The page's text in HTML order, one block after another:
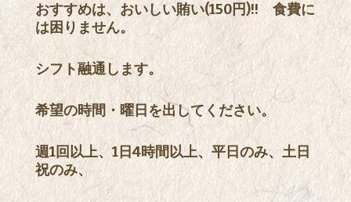
おすすめは、おいしい賄い(150円)!! 食費に
は困りません。
シフト融通します。
希望の時間・曜日を出してください。
週1回以上、1日4時間以上、平日のみ、土日
祝のみ、